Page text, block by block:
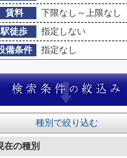
賃料
下限なし～上限なし
駅徒歩
指定しない
備条件
指定なし
種別で絞り込む
在の種別